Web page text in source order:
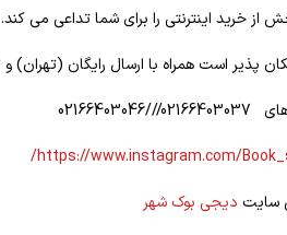
از خرید اینترنتی را برای شما تداعی می کند.
https://www.instagram.com/
دیجی بوک شهر